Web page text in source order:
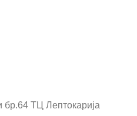
бр.64 ТЦ Лептокарија